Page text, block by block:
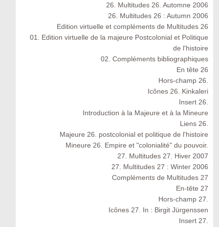
26. Multitudes 26. Automne 2006
26. Multitudes 26 : Autumn 2006
Edition virtuelle et compléments de Multitudes 26
01. Edition virtuelle de la majeure Postcolonial et Politique
de l'histoire
02. Compléments bibliographiques
En tête 26
Hors-champ 26.
Icônes 26. Kinkaleri
Insert 26.
Introduction à la Majeure et à la Mineure
Liens 26.
Majeure 26. postcolonial et politique de l'histoire
Mineure 26. Empire et "colonialité" du pouvoir.
27. Multitudes 27. Hiver 2007
27. Multitudes 27 : Winter 2006
Compléments de Multitudes 27
En-tête 27
Hors-champ 27.
Icônes 27. In : Birgit Jürgenssen
Insert 27.